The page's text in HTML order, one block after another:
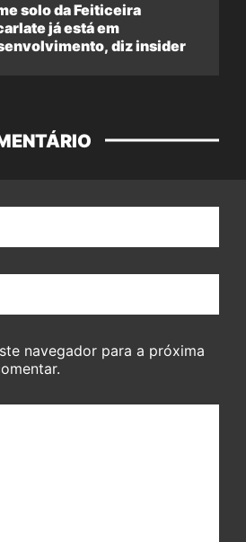
solo da Feiticeira
já está em
diz insider
navegador para a próxima